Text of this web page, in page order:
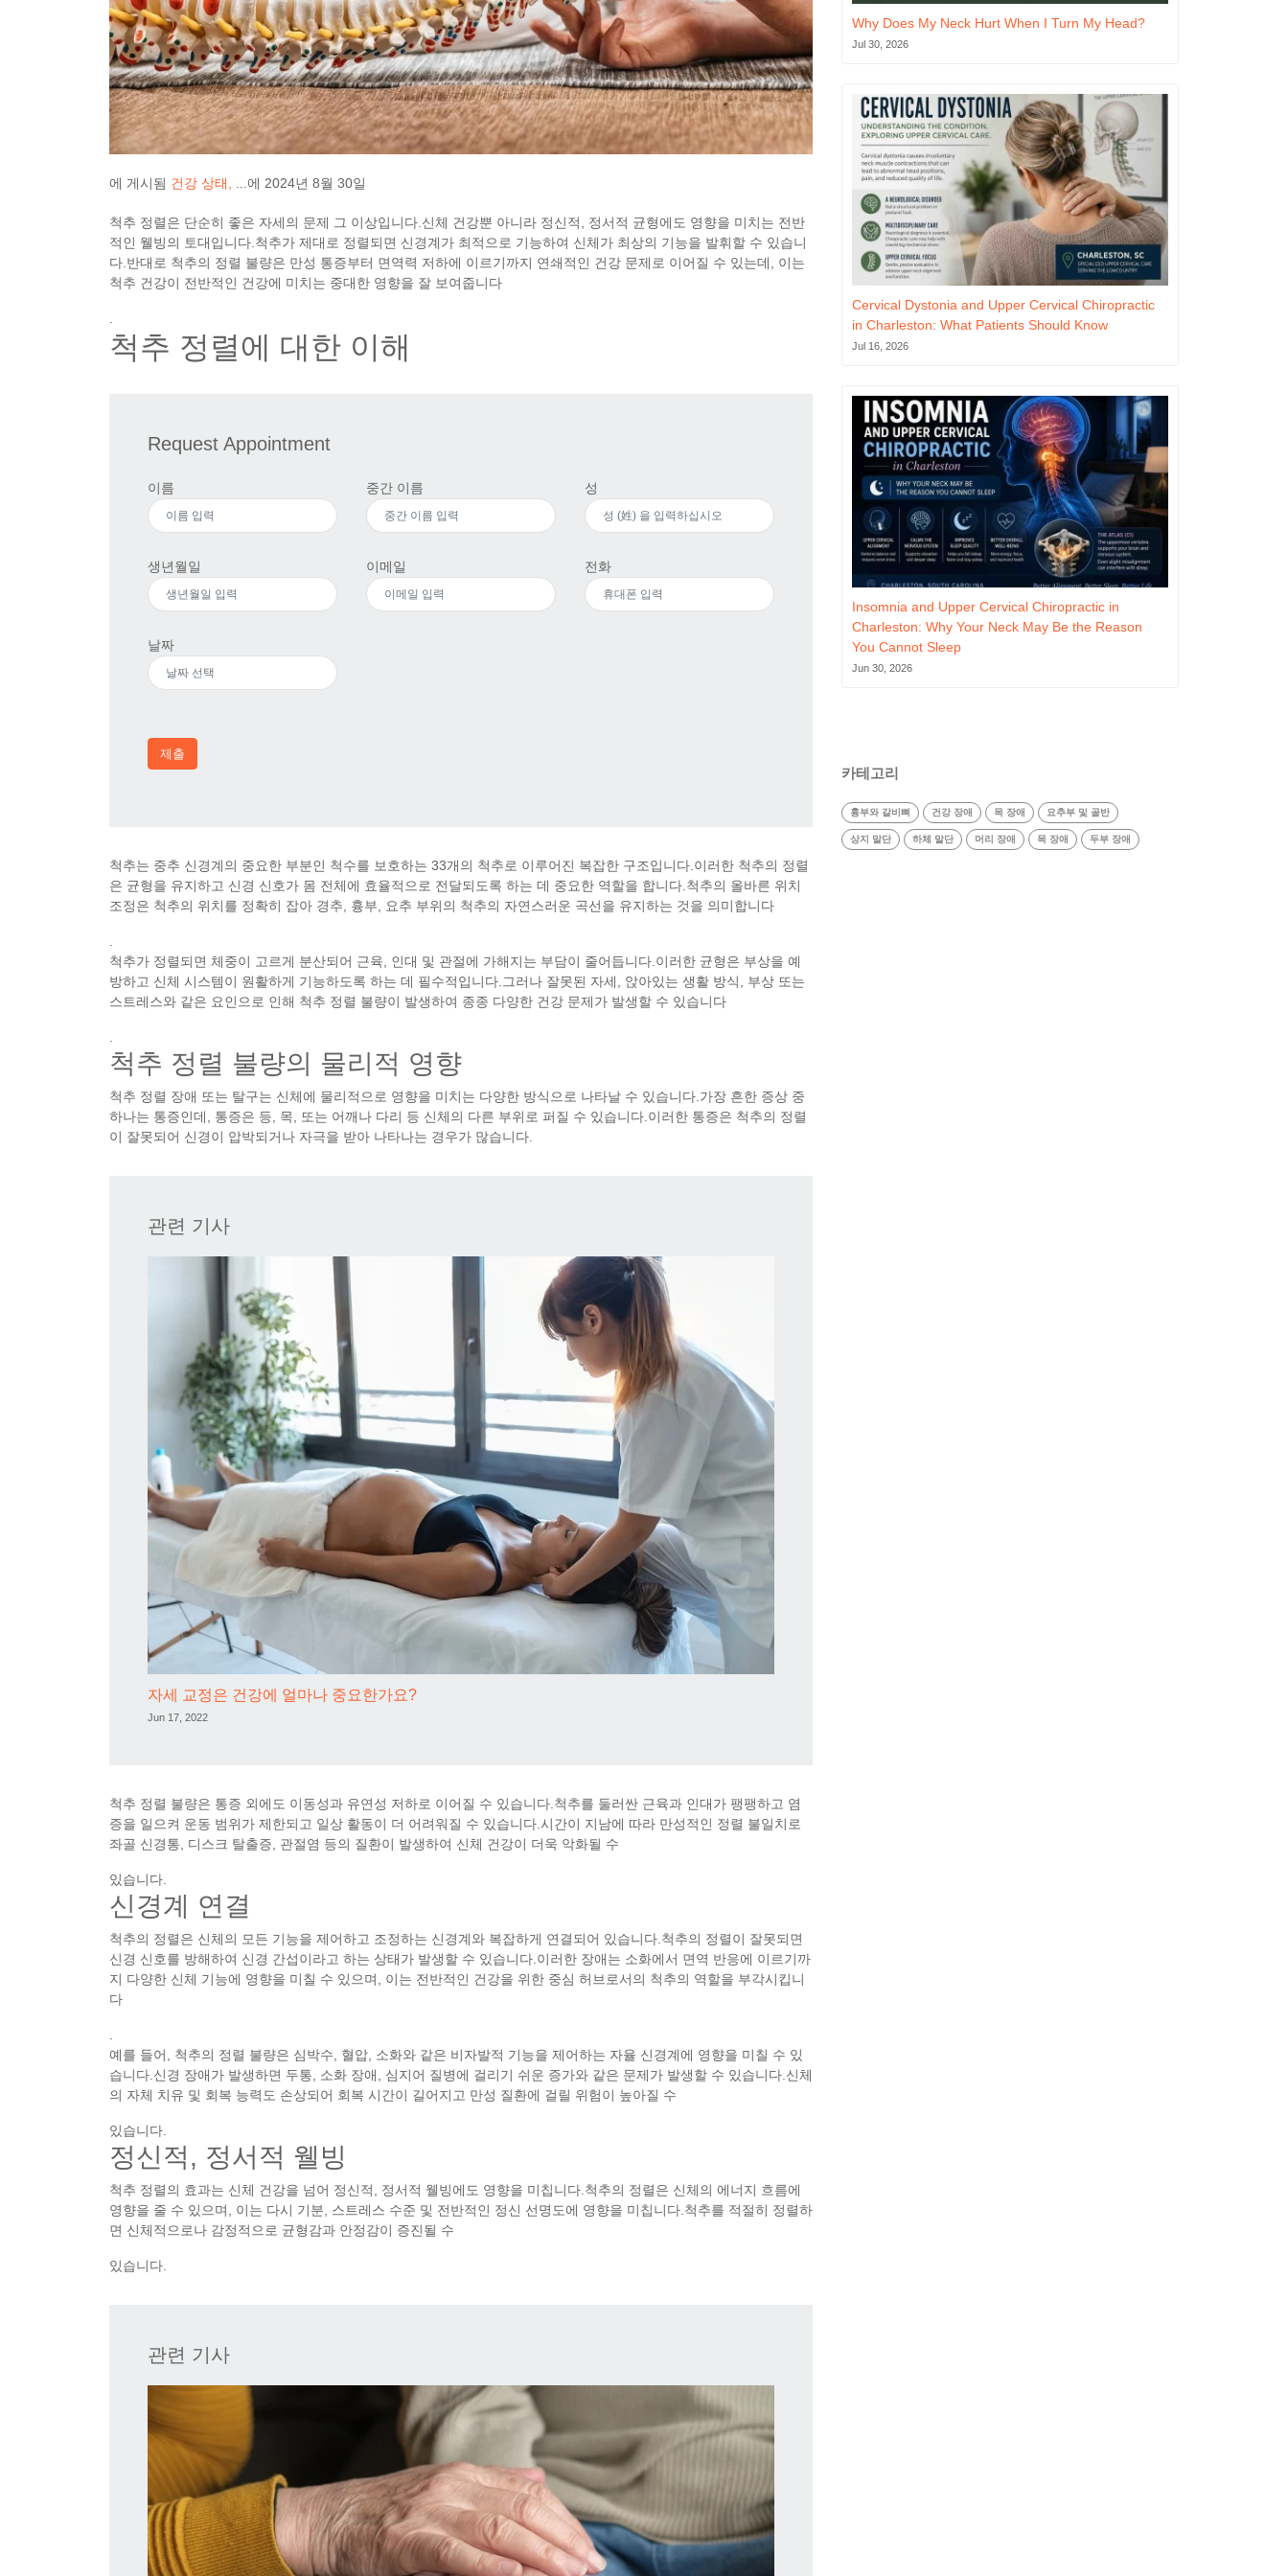
에 게시됨 건강 상태 ...에 2024년 8월 30일
척추 정렬은 단순히 좋은 자세의 문제 그 이상입니다.신체 건강뿐 아니라 정신적, 정서적 균형에도 영향을 미치는 전반
적인 웰빙의 토대입니다.척추가 제대로 정렬되면 신경계가 최적으로 기능하여 신체가 최상의 기능을 발휘할 수 있습니
다.반대로 척추의 정렬 불량은 만성 통증부터 면역력 저하에 이르기까지 연쇄적인 건강 문제로 이어질 수 있는데, 이는
척추 건강이 전반적인 건강에 미치는 중대한 영향을 잘 보여줍니다
.
척추 정렬에 대한 이해
Request Appointment
이름 중간 이름 성
생년월일 이메일 전화
날짜
제출
척추는 중추 신경계의 중요한 부분인 척수를 보호하는 33개의 척추로 이루어진 복잡한 구조입니다.이러한 척추의 정렬
은 균형을 유지하고 신경 신호가 몸 전체에 효율적으로 전달되도록 하는 데 중요한 역할을 합니다.척추의 올바른 위치
조정은 척추의 위치를 정확히 잡아 경추, 흉부, 요추 부위의 척추의 자연스러운 곡선을 유지하는 것을 의미합니다
.
척추가 정렬되면 체중이 고르게 분산되어 근육, 인대 및 관절에 가해지는 부담이 줄어듭니다.이러한 균형은 부상을 예
방하고 신체 시스템이 원활하게 기능하도록 하는 데 필수적입니다.그러나 잘못된 자세, 앉아있는 생활 방식, 부상 또는
스트레스와 같은 요인으로 인해 척추 정렬 불량이 발생하여 종종 다양한 건강 문제가 발생할 수 있습니다
.
척추 정렬 불량의 물리적 영향
척추 정렬 장애 또는 탈구는 신체에 물리적으로 영향을 미치는 다양한 방식으로 나타날 수 있습니다.가장 흔한 증상 중
하나는 통증인데, 통증은 등, 목, 또는 어깨나 다리 등 신체의 다른 부위로 퍼질 수 있습니다.이러한 통증은 척추의 정렬
이 잘못되어 신경이 압박되거나 자극을 받아 나타나는 경우가 많습니다.
관련 기사
자세 교정은 건강에 얼마나 중요한가요?
Jun 17, 2022
척추 정렬 불량은 통증 외에도 이동성과 유연성 저하로 이어질 수 있습니다.척추를 둘러싼 근육과 인대가 팽팽하고 염
증을 일으켜 운동 범위가 제한되고 일상 활동이 더 어려워질 수 있습니다.시간이 지남에 따라 만성적인 정렬 불일치로
좌골 신경통, 디스크 탈출증, 관절염 등의 질환이 발생하여 신체 건강이 더욱 악화될 수
있습니다.
신경계 연결
척추의 정렬은 신체의 모든 기능을 제어하고 조정하는 신경계와 복잡하게 연결되어 있습니다.척추의 정렬이 잘못되면
신경 신호를 방해하여 신경 간섭이라고 하는 상태가 발생할 수 있습니다.이러한 장애는 소화에서 면역 반응에 이르기까
지 다양한 신체 기능에 영향을 미칠 수 있으며, 이는 전반적인 건강을 위한 중심 허브로서의 척추의 역할을 부각시킵니
다
.
예를 들어, 척추의 정렬 불량은 심박수, 혈압, 소화와 같은 비자발적 기능을 제어하는 자율 신경계에 영향을 미칠 수 있
습니다.신경 장애가 발생하면 두통, 소화 장애, 심지어 질병에 걸리기 쉬운 증가와 같은 문제가 발생할 수 있습니다.신체
의 자체 치유 및 회복 능력도 손상되어 회복 시간이 길어지고 만성 질환에 걸릴 위험이 높아질 수
있습니다.
정신적, 정서적 웰빙
척추 정렬의 효과는 신체 건강을 넘어 정신적, 정서적 웰빙에도 영향을 미칩니다.척추의 정렬은 신체의 에너지 흐름에
영향을 줄 수 있으며, 이는 다시 기분, 스트레스 수준 및 전반적인 정신 선명도에 영향을 미칩니다.척추를 적절히 정렬하
면 신체적으로나 감정적으로 균형감과 안정감이 증진될 수
있습니다.
관련 기사
Why Does My Neck Hurt When I Turn My Head?
Jul 30, 2026
Cervical Dystonia and Upper Cervical Chiropractic
in Charleston: What Patients Should Know
Jul 16, 2026
Insomnia and Upper Cervical Chiropractic in
Charleston: Why Your Neck May Be the Reason
You Cannot Sleep
Jun 30, 2026
카테고리
흉부와 갈비뼈 건강 장애 목 장애 요추부 및 골반
상지 말단 하체 말단 머리 장애 목 장애 두부 장애